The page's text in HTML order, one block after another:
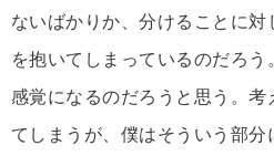
ないばかりか、分けることに
を抱いてしまっているのだろ
感覚になるのだろうと思う。考
てしまうが、僕はそういう部分